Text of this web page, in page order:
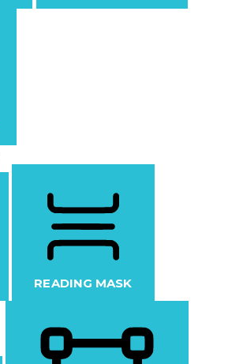
READING MASK